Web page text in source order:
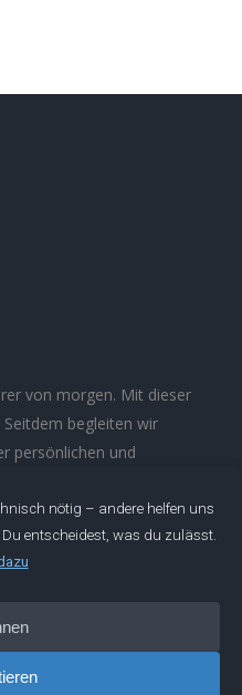
von morgen. Mit dieser
begleiten wir
persönlichen und
Datenschutz